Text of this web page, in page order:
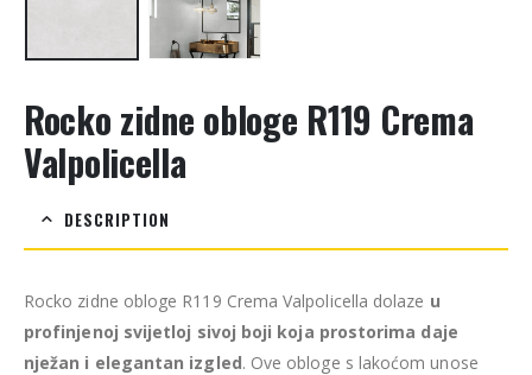
Rocko zidne obloge R119 Crema
Valpolicella
DESCRIPTION
Rocko zidne obloge R119 Crema Valpolicella dolaze u
profinjenoj svijetloj sivoj boji koja prostorima daje
nježan i elegantan izgled. Ove obloge s lakoćom unose